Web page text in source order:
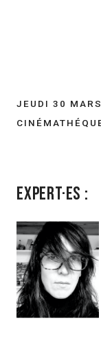
JEUDI 30
Expert·es :